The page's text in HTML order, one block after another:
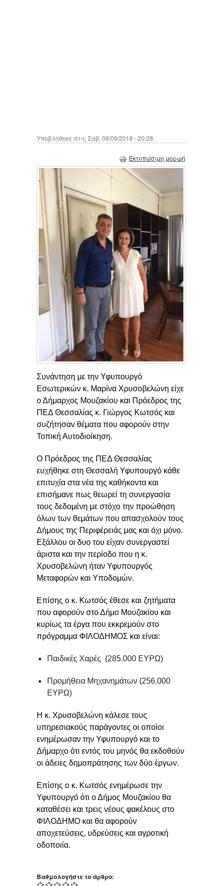
Υποβλήθηκε στις Σάβ, 08/09/2018 - 20:28.
Εκτυπώσιμη μορφή
Συνάντηση με την Υφυπουργό
Εσωτερικών κ. Μαρίνα Χρυσοβελώνη είχε
ο Δήμαρχος Μουζακίου και Πρόεδρος της
ΠΕΔ Θεσσαλίας κ. Γιώργος Κωτσός και
συζήτησαν θέματα που αφορούν στην
Τοπική Αυτοδιοίκηση.
Ο Πρόεδρος της ΠΕΔ Θεσσαλίας
ευχήθηκε στη Θεσσαλή Υφυπουργό κάθε
επιτυχία στα νέα της καθήκοντα και
επισήμανε πως θεωρεί τη συνεργασία
τους δεδομένη με στόχο την προώθηση
όλων των θεμάτων που απασχολούν τους
Δήμους της Περιφέρειάς μας και όχι μόνο.
Εξάλλου οι δυο του είχαν συνεργαστεί
άριστα και την περίοδο που η κ.
Χρυσοβελώνη ήταν Υφυπουργός
Μεταφορών και Υποδομών.
Επίσης ο κ. Κωτσός έθεσε και ζητήματα
που αφορούν στο Δήμο Μουζακίου και
κυρίως τα έργα που εκκρεμούν στο
πρόγραμμα ΦΙΛΟΔΗΜΟΣ και είναι:
Παιδικές Χαρές (285.000 ΕΥΡΩ)
Προμήθεια Μηχανημάτων (256.000
ΕΥΡΩ)
Η κ. Χρυσοβελώνη κάλεσε τους
υπηρεσιακούς παράγοντες οι οποίοι
ενημέρωσαν την Υφυπουργό και το
Δήμαρχο ότι εντός του μηνός θα εκδοθούν
οι άδειες δημοπράτησης των δύο έργων.
Επίσης ο κ. Κωτσός ενημέρωσε την
Υφυπουργό ότι ο Δήμος Μουζακίου θα
καταθέσει και τρεις νέους φακέλους στο
ΦΙΛΟΔΗΜΟ και θα αφορούν
αποχετεύσεις, υδρεύσεις και αγροτική
οδοποιία.
Βαθμολογήστε το άρθρο: